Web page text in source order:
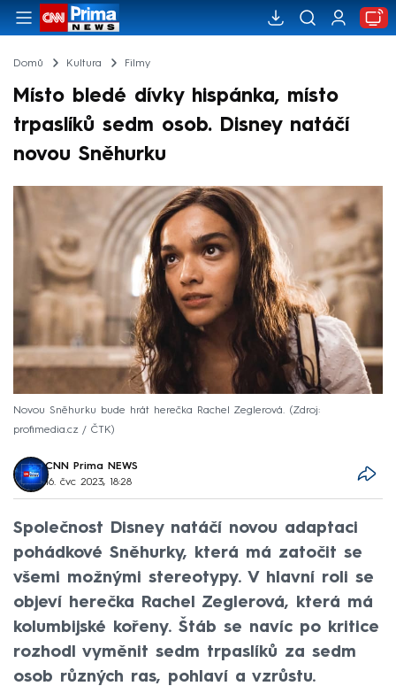
Domů Kultura Filmy
Místo bledé dívky hispánka, místo
trpaslíků sedm osob. Disney natáčí
novou Sněhurku
Novou Sněhurku bude hrát herečka Rachel Zeglerová.
Zdroj:
profimedia.cz / ČTK
CNN Prima NEWS
16. čvc 2023, 18:28
Společnost Disney natáčí novou adaptaci
pohádkové Sněhurky, která má zatočit se
všemi možnými stereotypy. V hlavní roli se
objeví herečka Rachel Zeglerová, která má
kolumbijské kořeny. Štáb se navíc po kritice
rozhodl vyměnit sedm trpaslíků za sedm
osob různých ras, pohlaví a vzrůstu.